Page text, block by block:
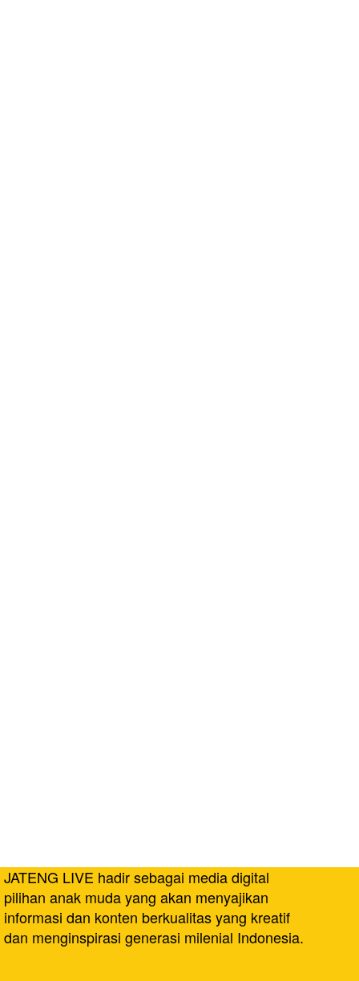
JATENG LIVE hadir sebagai media digital
pilihan anak muda yang akan menyajikan
informasi dan konten berkualitas yang kreatif
dan menginspirasi generasi milenial Indonesia.